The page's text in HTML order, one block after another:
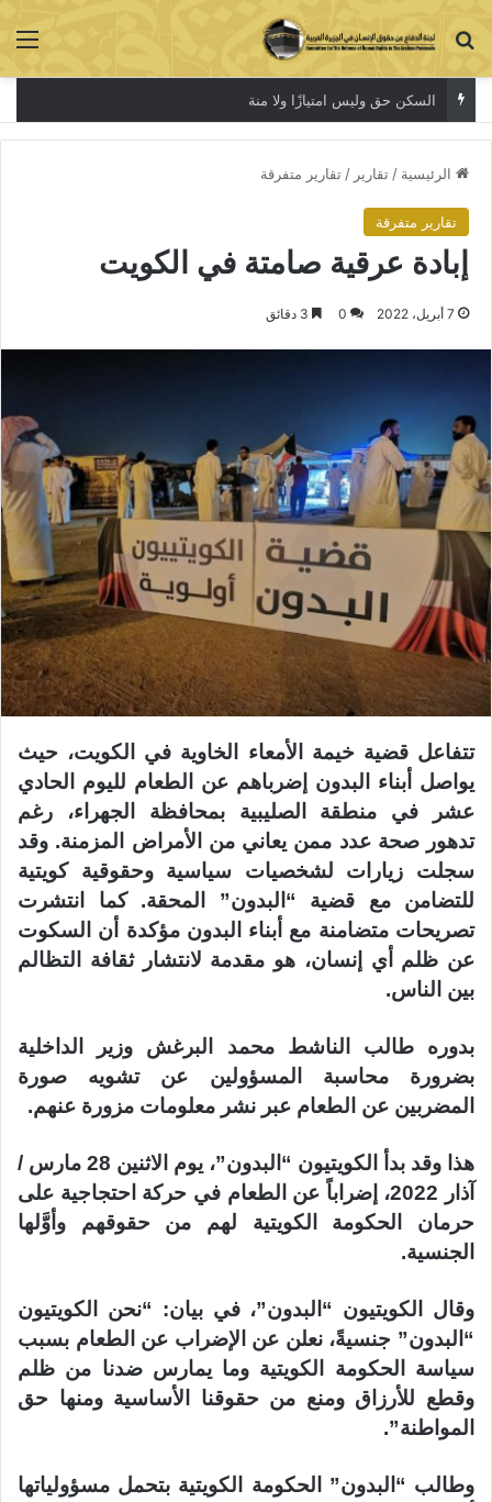
بحث عن
السكن حق وليس امتيازًا ولا منة
الرئيسية / تقارير / تقارير متفرقة
تقارير متفرقة
إبادة عرقية صامتة في الكويت
7 أبريل، 2022 0
تتفاعل قضية خيمة الأمعاء الخاوية في الكويت، حيث
يواصل أبناء البدون إضرباهم عن الطعام لليوم الحادي
عشر في منطقة الصليبية بمحافظة الجهراء، رغم
تدهور صحة عدد ممن يعاني من الأمراض المزمنة. وقد
سجلت زيارات لشخصيات سياسية وحقوقية كويتية
للتضامن مع قضية “البدون” المحقة. كما انتشرت
تصريحات متضامنة مع أبناء البدون مؤكدة أن السكوت
عن ظلم أي إنسان، هو مقدمة لانتشار ثقافة التظالم
بين الناس.
بدوره طالب الناشط محمد البرغش وزير الداخلية
بضرورة محاسبة المسؤولين عن تشويه صورة
المضربين عن الطعام عبر نشر معلومات مزورة عنهم.
هذا وقد بدأ الكويتيون “البدون”، يوم الاثنين 28 مارس /
آذار 2022، إضراباً عن الطعام في حركة احتجاجية على
حرمان الحكومة الكويتية لهم من حقوقهم وأوَّلها
الجنسية.
وقال الكويتيون “البدون”، في بيان: “نحن الكويتيون
“البدون” جنسيةً، نعلن عن الإضراب عن الطعام بسبب
سياسة الحكومة الكويتية وما يمارس ضدنا من ظلم
وقطع للأرزاق ومنع من حقوقنا الأساسية ومنها حق
المواطنة”.
وطالب “البدون” الحكومة الكويتية بتحمل مسؤولياتها